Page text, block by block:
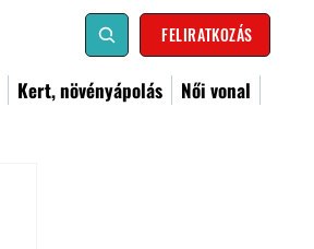
FELIRATKOZÁS
Kert, növényápolás
Női vonal